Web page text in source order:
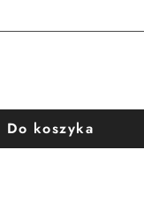
Do koszyka